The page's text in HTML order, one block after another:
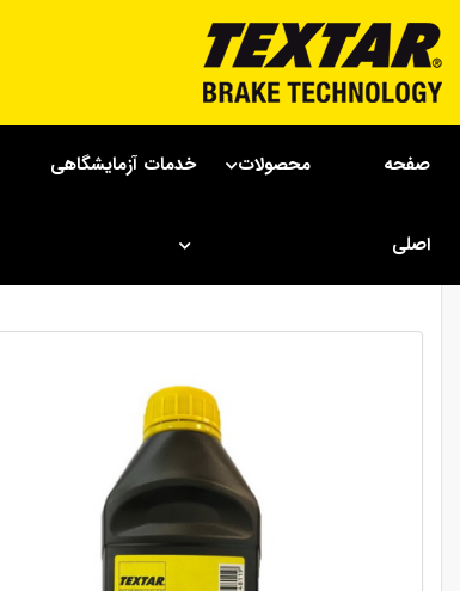
صفحه
اصلی
محصولات خدمات آزمایشگاهی